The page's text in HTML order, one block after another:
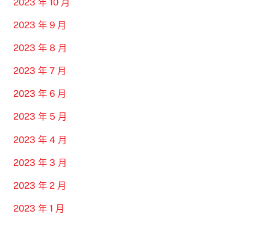
2023 年 9 月
2023 年 8 月
2023 年 7 月
2023 年 6 月
2023 年 5 月
2023 年 4 月
2023 年 3 月
2023 年 2 月
2023 年 1 月